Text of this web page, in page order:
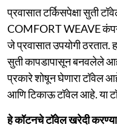
प्रवासात टर्किसपेक्षा सुती
COMFORT WEAVE
जे प्रवासात उपयोगी ठरतात.
सुती कापडापासून बनवलेले
प्रकारे शोषून घेणारा टॉवेल
आणि टिकाऊ टॉवेल आहे. या
हे कॉटनचे टॉवेल खरेदी